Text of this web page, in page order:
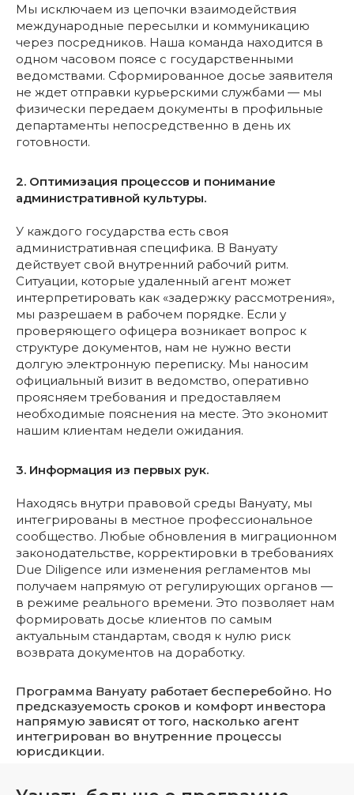
Мы исключаем из цепочки взаимодействия
международные пересылки и коммуникацию
через посредников. Наша команда находится в
одном часовом поясе с государственными
ведомствами. Сформированное досье заявителя
не ждет отправки курьерскими службами — мы
физически передаем документы в профильные
департаменты непосредственно в день их
готовности.
2. Оптимизация процессов и понимание
административной культуры.
У каждого государства есть своя
административная специфика. В Вануату
действует свой внутренний рабочий ритм.
Ситуации, которые удаленный агент может
интерпретировать как «задержку рассмотрения»,
мы разрешаем в рабочем порядке. Если у
проверяющего офицера возникает вопрос к
структуре документов, нам не нужно вести
долгую электронную переписку. Мы наносим
официальный визит в ведомство, оперативно
проясняем требования и предоставляем
необходимые пояснения на месте. Это экономит
нашим клиентам недели ожидания.
3. Информация из первых рук.
Находясь внутри правовой среды Вануату, мы
интегрированы в местное профессиональное
сообщество. Любые обновления в миграционном
законодательстве, корректировки в требованиях
Due Diligence или изменения регламентов мы
получаем напрямую от регулирующих органов —
в режиме реального времени. Это позволяет нам
формировать досье клиентов по самым
актуальным стандартам, сводя к нулю риск
возврата документов на доработку.
Программа Вануату работает бесперебойно. Но
предсказуемость сроков и комфорт инвестора
напрямую зависят от того, насколько агент
интегрирован во внутренние процессы
юрисдикции.